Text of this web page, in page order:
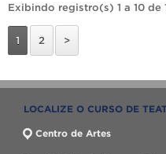
Exibindo registro(s) 1 a 10 de
1 2 >
LOCALIZE O CURSO DE
Centro de Artes